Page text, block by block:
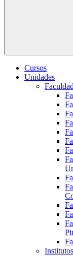
Cursos
Unidades
Institutos